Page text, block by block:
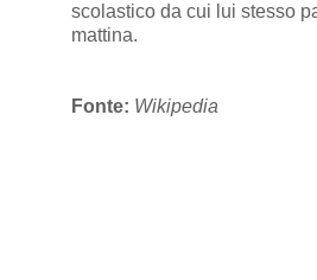
scolastico da cui lui stesso
mattina.
Fonte: Wikipedia